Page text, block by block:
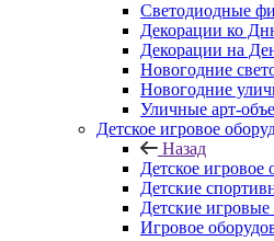
Светодиодные
Декорации ко
Декорации на
Новогодние
Новогодние
Уличные арт-
Детское игровое
Назад
Детское игровое
Детские
Детские
Игровое